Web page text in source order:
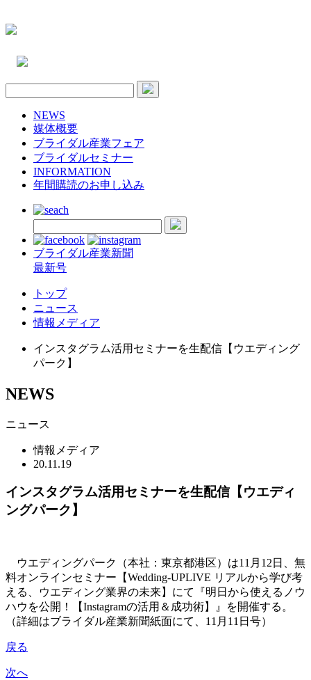
NEWS
媒体概要
ブライダル産業フェア
ブライダルセミナー
INFORMATION
年間購読のお申し込み
ブライダル産業新聞
最新号
トップ
ニュース
情報メディア
インスタグラム活用セミナーを生配信【ウエディング
パーク】
NEWS
ニュース
情報メディア
20.11.19
インスタグラム活用セミナーを生配信【ウエディ
ングパーク】
ウエディングパーク（本社：東京都港区）は11月12日、無
料オンラインセミナー【Wedding-UPLIVE リアルから学び考
える、ウエディング業界の未来】にて『明日から使えるノウ
ハウを公開！【Instagramの活用＆成功術】』を開催する。
（詳細はブライダル産業新聞紙面にて、11月11日号）
戻る
次へ